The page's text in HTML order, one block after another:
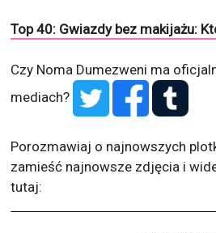
Top 40: Gwiazdy bez makijażu:
Czy Noma Dumezweni ma
mediach?
Porozmawiaj o najnowszych
zamieść najnowsze zdjęcia i
tutaj: